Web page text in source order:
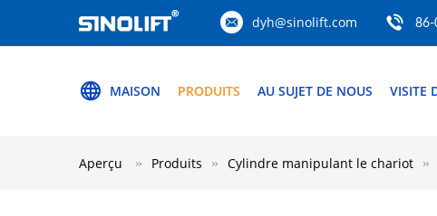
dyh@sinolift.com 86-
MAISON PRODUITS AU SUJET DE NOUS VISITE
Aperçu Produits Cylindre manipulant le chariot